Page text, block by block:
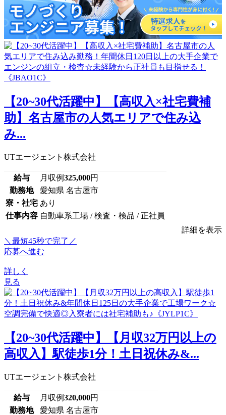
【20~30代活躍中】【高収入×社宅費補
助】名古屋市の人気エリアで住み込
み...
UTエージェント株式会社
給与 月収例325,000円
勤務地
愛知県 名古屋市
寮・社宅 あり
仕事内容 自動車系工場 / 検査・検品 / 正社員
詳細を表示
＼最短45秒で完了／
応募へ進む
詳しく
見る
【20~30代活躍中】【月収32万円以上の
高収入】駅徒歩1分！土日祝休み&...
UTエージェント株式会社
給与 月収例320,000円
勤務地
愛知県 名古屋市